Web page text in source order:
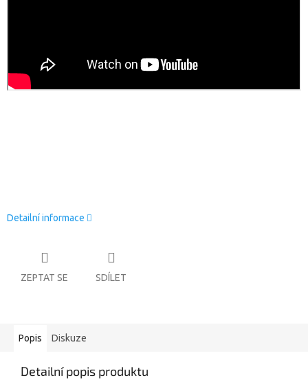
Detailní informace
ZEPTAT SE SDÍLET
Popis Diskuze
Detailní popis produktu